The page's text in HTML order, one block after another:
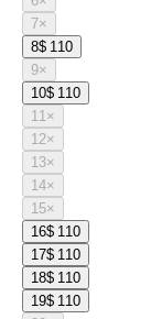
7×
8$ 110
9×
10$ 110
11×
12×
13×
14×
15×
16$ 110
17$ 110
18$ 110
19$ 110